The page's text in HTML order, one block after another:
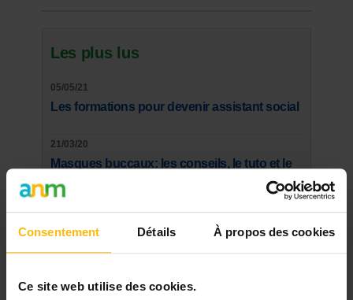
Consentement Détails À propos des cookies
Ce site web utilise des cookies.
Les plus lus
05/05/21
Les formations pour devenir assistant social
21/03/20
Masques buccaux: les conseils, le tuto et le
Subsides: comment financer votre projet?
"Les SDF risquent de faire partie des oubliés